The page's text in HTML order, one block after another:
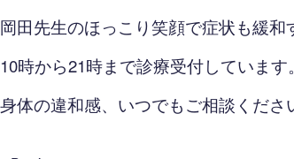
岡田先生のほっこり笑顔で症状も緩和
10時から21時まで診療受付しています。
身体の違和感、いつでもご相談くださ